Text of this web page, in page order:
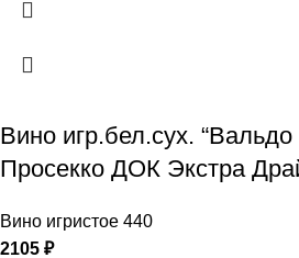
Вино игр.бел.сух.
Просекко ДОК Экстра
Вино игристое 440
2105 ₽